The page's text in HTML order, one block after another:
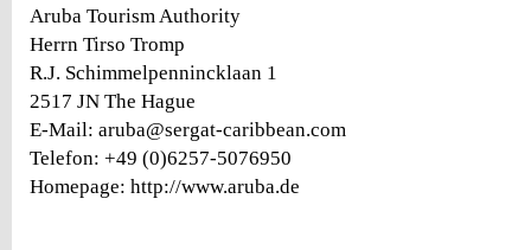
Aruba Tourism Authority
Herrn Tirso Tromp
R.J. Schimmelpennincklaan 1
2517 JN The Hague
E-Mail: aruba@sergat-caribbean.com
Telefon: +49 (0)6257-5076950
Homepage: http://www.aruba.de